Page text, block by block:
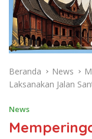
Beranda News
Laksanakan Jalan
News